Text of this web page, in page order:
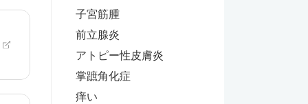
子宮筋腫
前立腺炎
アトピー性皮膚炎
掌蹠角化症
痒い